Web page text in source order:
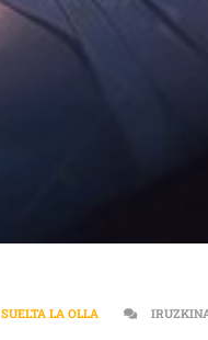
SUELTA LA OLLA